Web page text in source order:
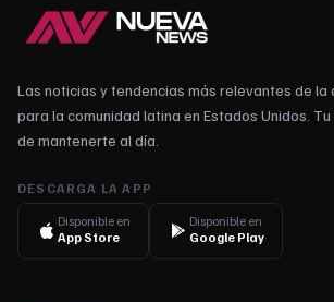
Las noticias y tendencias más relevantes de la
para la comunidad latina en Estados Unidos.
de mantenerte al día.
DESCARGA LA APP
Disponible en
App Store
Disponible en
Google Play